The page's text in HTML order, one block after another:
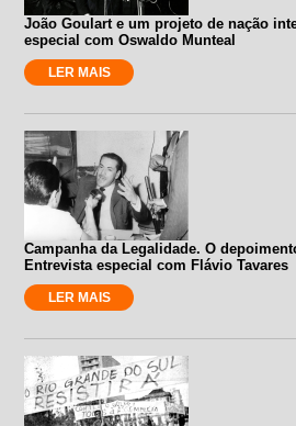
João Goulart e um projeto de nação
especial com Oswaldo Munteal
LER MAIS
Campanha da Legalidade. O
Entrevista especial com Flávio Tavares
LER MAIS